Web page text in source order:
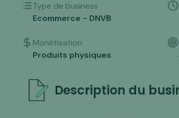
Type de business
Ecommerce - DNVB
Monétisation
Produits physiques
Description du